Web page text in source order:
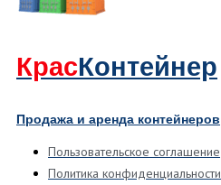
КрасКонтейнер
Продажа и аренда контейнеров
Пользовательское соглашение
Политика конфиденциальности